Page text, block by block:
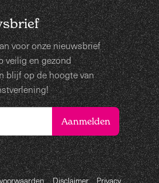
voor onze nieuwsbrief
veilig en gezond
blijf op de hoogte van
Disclaimer Privacy